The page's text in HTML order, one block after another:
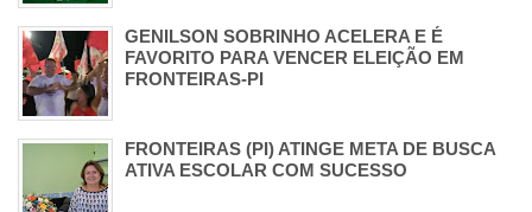
GENILSON SOBRINHO ACELERA E É
FAVORITO PARA VENCER ELEIÇÃO EM
FRONTEIRAS-PI
FRONTEIRAS (PI) ATINGE META DE BUSCA
ATIVA ESCOLAR COM SUCESSO